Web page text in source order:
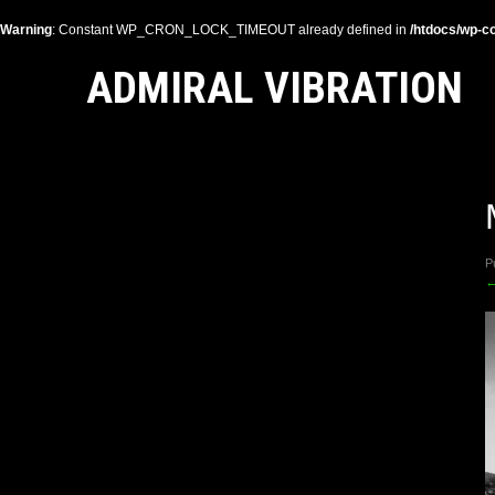
Warning: Constant WP_CRON_LOCK_TIMEOUT already defined in /htdocs/wp-
ADMIRAL VIBRATION